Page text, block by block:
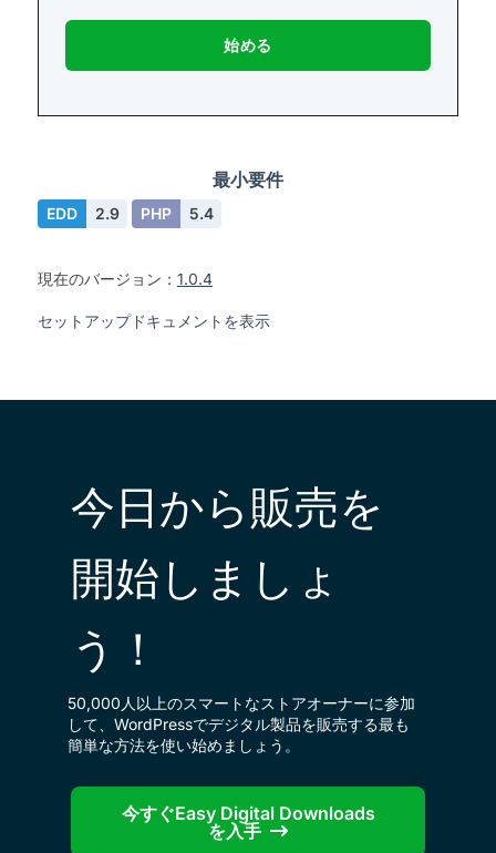
始める
最小要件
EDD 2.9 PHP 5.4
現在のバージョン： 1.0.4
セットアップドキュメントを表示
今日から販売を
開始しましょ
う！
50,000人以上のスマートなストアオーナーに参加
して、WordPressでデジタル製品を販売する最も
簡単な方法を使い始めましょう。
今すぐEasy Digital Downloads
を入手